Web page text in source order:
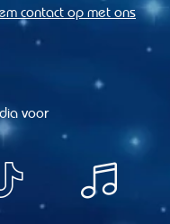
contact op met ons
voor